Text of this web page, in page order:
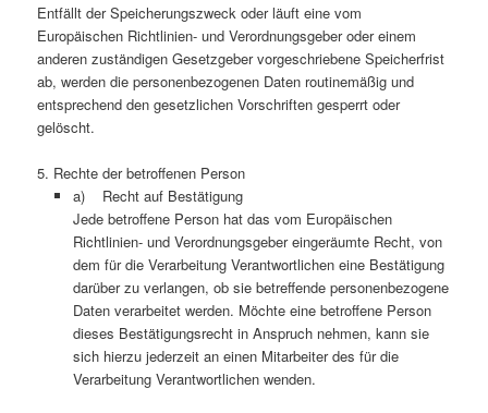
Entfällt der Speicherungszweck oder läuft eine vom
Europäischen Richtlinien- und Verordnungsgeber oder einem
anderen zuständigen Gesetzgeber vorgeschriebene Speicherfrist
ab, werden die personenbezogenen Daten routinemäßig und
entsprechend den gesetzlichen Vorschriften gesperrt oder
gelöscht.
5. Rechte der betroffenen Person
a) Recht auf Bestätigung
Jede betroffene Person hat das vom Europäischen
Richtlinien- und Verordnungsgeber eingeräumte Recht, von
dem für die Verarbeitung Verantwortlichen eine Bestätigung
darüber zu verlangen, ob sie betreffende personenbezogene
Daten verarbeitet werden. Möchte eine betroffene Person
dieses Bestätigungsrecht in Anspruch nehmen, kann sie
sich hierzu jederzeit an einen Mitarbeiter des für die
Verarbeitung Verantwortlichen wenden.